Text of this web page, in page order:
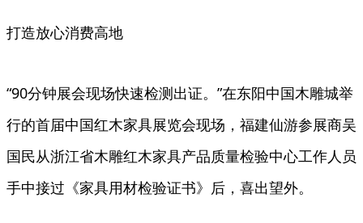
打造放心消费高地
“90分钟展会现场快速检测出证。”在东阳中国木雕城举
行的首届中国红木家具展览会现场，福建仙游参展商吴
国民从浙江省木雕红木家具产品质量检验中心工作人员
手中接过《家具用材检验证书》后，喜出望外。